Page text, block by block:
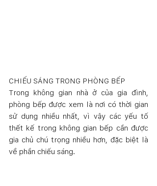
CHIẾU SÁNG TRONG PHÒNG BẾP
Trong không gian nhà ở của gia đình,
phòng bếp được xem là nơi có thời gian
sử dụng nhiều nhất, vì vậy các yếu tố
thết kế trong không gian bếp cần được
gia chủ chú trọng nhiều hơn, đặc biệt là
về phần chiếu sáng.